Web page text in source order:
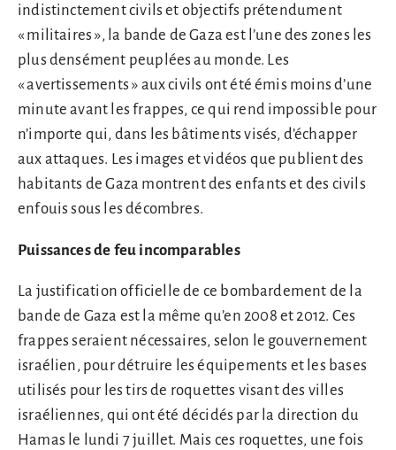
indistinctement civils et objectifs prétendument
« militaires », la bande de Gaza est l’une des zones les
plus densément peuplées au monde. Les
« avertissements » aux civils ont été émis moins d’une
minute avant les frappes, ce qui rend impossible pour
n’importe qui, dans les bâtiments visés, d’échapper
aux attaques. Les images et vidéos que publient des
habitants de Gaza montrent des enfants et des civils
enfouis sous les décombres.
Puissances de feu incomparables
La justification officielle de ce bombardement de la
bande de Gaza est la même qu’en 2008 et 2012. Ces
frappes seraient nécessaires, selon le gouvernement
israélien, pour détruire les équipements et les bases
utilisés pour les tirs de roquettes visant des villes
israéliennes, qui ont été décidés par la direction du
Hamas le lundi 7 juillet. Mais ces roquettes, une fois